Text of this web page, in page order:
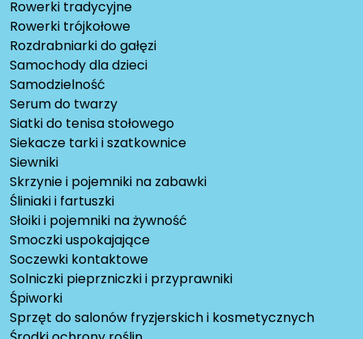
Rowerki tradycyjne
Rowerki trójkołowe
Rozdrabniarki do gałęzi
Samochody dla dzieci
Samodzielność
Serum do twarzy
Siatki do tenisa stołowego
Siekacze tarki i szatkownice
Siewniki
Skrzynie i pojemniki na zabawki
Śliniaki i fartuszki
Słoiki i pojemniki na żywność
Smoczki uspokajające
Soczewki kontaktowe
Solniczki pieprzniczki i przyprawniki
Śpiworki
Sprzęt do salonów fryzjerskich i kosmetycznych